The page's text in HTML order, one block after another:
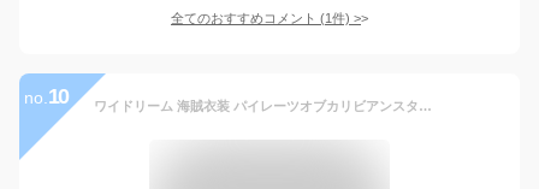
全てのおすすめコメント (1件) >
no. 10 ワイドリーム 海賊衣装 パイレーツオブカリビアンスタイル ジャックスパロー気分になれる 海賊衣装 ハロウィン 仮装 メンズ 大人